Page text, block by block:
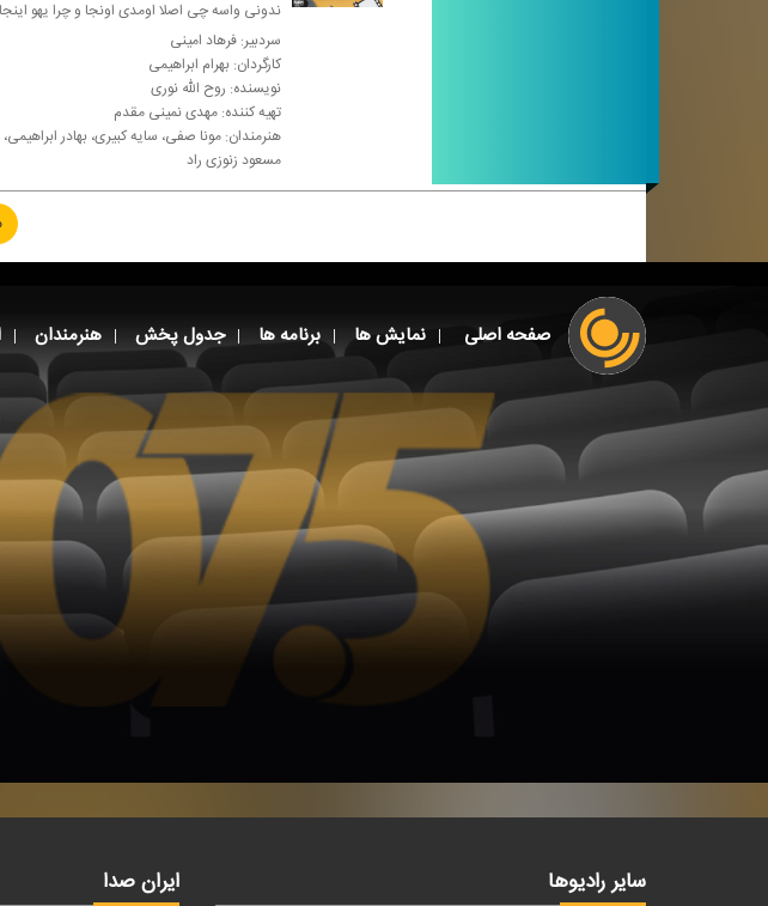
ندونی واسه چی اصلا اومدی اونجا و چرا یهو
سردبیر: فرهاد امینی
كارگردان: بهرام ابراهیمی
نویسنده: روح الله نوری
تهیه كننده: مهدی نمینی مقدم
هنرمندان: مونا صفی، سایه كبیری، بهادر
مسعود زنوزی راد
صفحه اصلی نمایش ها برنامه ها جدول پخش هنرمندان
سایر رادیوها ایران صدا